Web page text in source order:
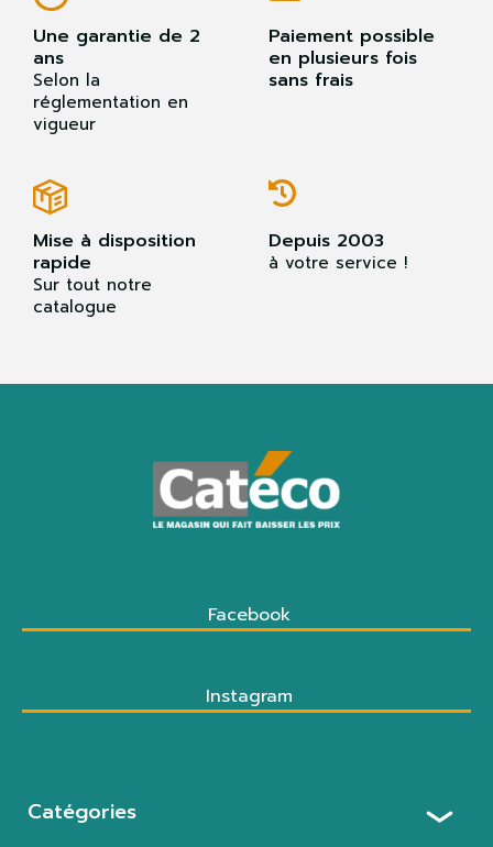
Une garantie de 2
ans
Selon la
réglementation en
vigueur
Paiement possible
en plusieurs fois
sans frais
Mise à disposition
rapide
Sur tout notre
catalogue
Depuis 2003
à votre service !
Facebook
Instagram
Catégories